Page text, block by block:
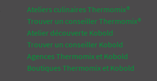
Ateliers culinaires Thermomix®
Trouver un conseiller Thermomix®
Atelier découverte Kobold
Trouver un conseiller Kobold
Agences Thermomix et Kobold
Boutiques Thermomix et Kobold